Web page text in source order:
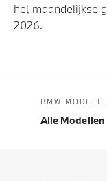
het maandelijkse
2026.
BMW
Alle Modellen